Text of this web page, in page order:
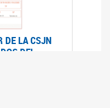
DE LA CSJN
DEL